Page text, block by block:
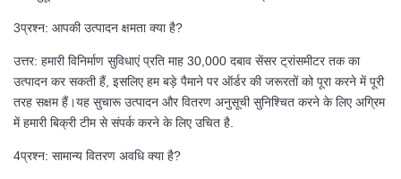
3प्रश्न: आपकी उत्पादन क्षमता क्या है?
उत्तर: हमारी विनिर्माण सुविधाएं प्रति माह 30,000 दबाव सेंसर ट्रांसमीटर तक का
उत्पादन कर सकती हैं, इसलिए हम बड़े पैमाने पर ऑर्डर की जरूरतों को पूरा करने में पूरी
तरह सक्षम हैं।यह सुचारू उत्पादन और वितरण अनुसूची सुनिश्चित करने के लिए अग्रिम
में हमारी बिक्री टीम से संपर्क करने के लिए उचित है.
4प्रश्न: सामान्य वितरण अवधि क्या है?